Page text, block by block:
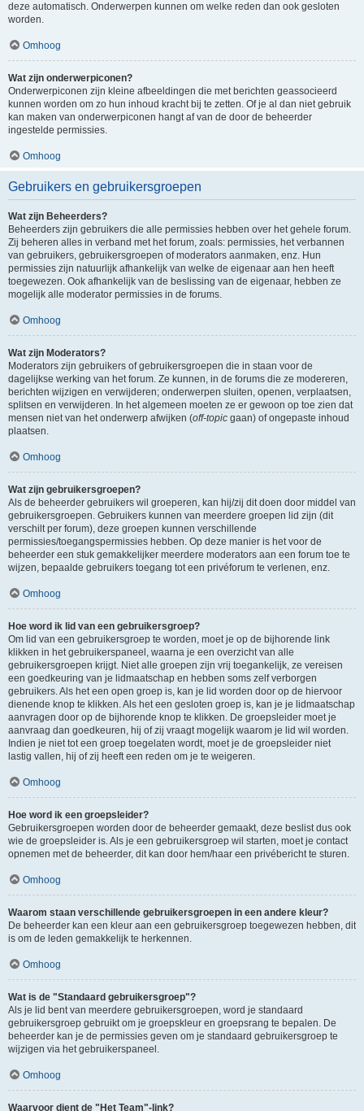
deze automatisch. Onderwerpen kunnen om welke reden dan ook gesloten
worden.
Omhoog
Wat zijn onderwerpiconen?
Onderwerpiconen zijn kleine afbeeldingen die met berichten geassocieerd
kunnen worden om zo hun inhoud kracht bij te zetten. Of je al dan niet gebruik
kan maken van onderwerpiconen hangt af van de door de beheerder
ingestelde permissies.
Omhoog
Gebruikers en gebruikersgroepen
Wat zijn Beheerders?
Beheerders zijn gebruikers die alle permissies hebben over het gehele forum.
Zij beheren alles in verband met het forum, zoals: permissies, het verbannen
van gebruikers, gebruikersgroepen of moderators aanmaken, enz. Hun
permissies zijn natuurlijk afhankelijk van welke de eigenaar aan hen heeft
toegewezen. Ook afhankelijk van de beslissing van de eigenaar, hebben ze
mogelijk alle moderator permissies in de forums.
Omhoog
Wat zijn Moderators?
Moderators zijn gebruikers of gebruikersgroepen die in staan voor de
dagelijkse werking van het forum. Ze kunnen, in de forums die ze modereren,
berichten wijzigen en verwijderen; onderwerpen sluiten, openen, verplaatsen,
splitsen en verwijderen. In het algemeen moeten ze er gewoon op toe zien dat
mensen niet van het onderwerp afwijken (off-topic gaan) of ongepaste inhoud
plaatsen.
Omhoog
Wat zijn gebruikersgroepen?
Als de beheerder gebruikers wil groeperen, kan hij/zij dit doen door middel van
gebruikersgroepen. Gebruikers kunnen van meerdere groepen lid zijn (dit
verschilt per forum), deze groepen kunnen verschillende
permissies/toegangspermissies hebben. Op deze manier is het voor de
beheerder een stuk gemakkelijker meerdere moderators aan een forum toe te
wijzen, bepaalde gebruikers toegang tot een privéforum te verlenen, enz.
Omhoog
Hoe word ik lid van een gebruikersgroep?
Om lid van een gebruikersgroep te worden, moet je op de bijhorende link
klikken in het gebruikerspaneel, waarna je een overzicht van alle
gebruikersgroepen krijgt. Niet alle groepen zijn vrij toegankelijk, ze vereisen
een goedkeuring van je lidmaatschap en hebben soms zelf verborgen
gebruikers. Als het een open groep is, kan je lid worden door op de hiervoor
dienende knop te klikken. Als het een gesloten groep is, kan je je lidmaatschap
aanvragen door op de bijhorende knop te klikken. De groepsleider moet je
aanvraag dan goedkeuren, hij of zij vraagt mogelijk waarom je lid wil worden.
Indien je niet tot een groep toegelaten wordt, moet je de groepsleider niet
lastig vallen, hij of zij heeft een reden om je te weigeren.
Omhoog
Hoe word ik een groepsleider?
Gebruikersgroepen worden door de beheerder gemaakt, deze beslist dus ook
wie de groepsleider is. Als je een gebruikersgroep wil starten, moet je contact
opnemen met de beheerder, dit kan door hem/haar een privébericht te sturen.
Omhoog
Waarom staan verschillende gebruikersgroepen in een andere kleur?
De beheerder kan een kleur aan een gebruikersgroep toegewezen hebben, dit
is om de leden gemakkelijk te herkennen.
Omhoog
Wat is de "Standaard gebruikersgroep"?
Als je lid bent van meerdere gebruikersgroepen, word je standaard
gebruikersgroep gebruikt om je groepskleur en groepsrang te bepalen. De
beheerder kan je de permissies geven om je standaard gebruikersgroep te
wijzigen via het gebruikerspaneel.
Omhoog
Waarvoor dient de "Het Team"-link?